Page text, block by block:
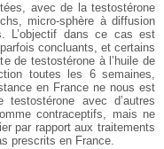
avec de la testostérone
micro-sphère à diffusion
L’objectif dans ce cas est
concluants, et certains
de testostérone à l’huile de
toutes les 6 semaines,
en France ne nous est
avec d’autres
contraceptifs, mais ne
par rapport aux traitements
prescrits en France.